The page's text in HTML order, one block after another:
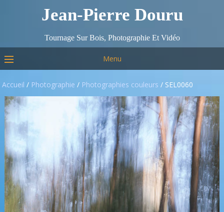
Jean-Pierre Douru
Tournage Sur Bois, Photographie Et Vidéo
Menu
Accueil / Photographie / Photographies couleurs / SEL0060